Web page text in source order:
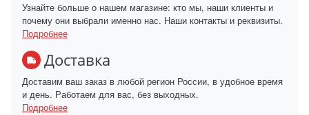
Узнайте больше о нашем магазине: кто мы, наши клиенты и
почему они выбрали именно нас. Наши контакты и реквизиты.
Подробнее
Доставка
Доставим ваш заказ в любой регион России, в удобное время
и день. Работаем для вас, без выходных.
Подробнее